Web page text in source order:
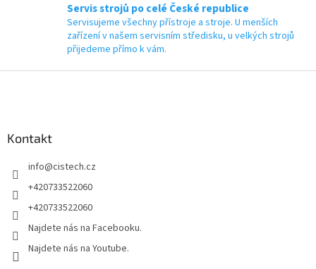
Servis strojů po celé České republice
Servisujeme všechny přístroje a stroje. U menších
zařízení v našem servisním středisku, u velkých strojů
přijedeme přímo k vám.
Kontakt
info@cistech.cz
+420733522060
+420733522060
Najdete nás na Facebooku.
Najdete nás na Youtube.